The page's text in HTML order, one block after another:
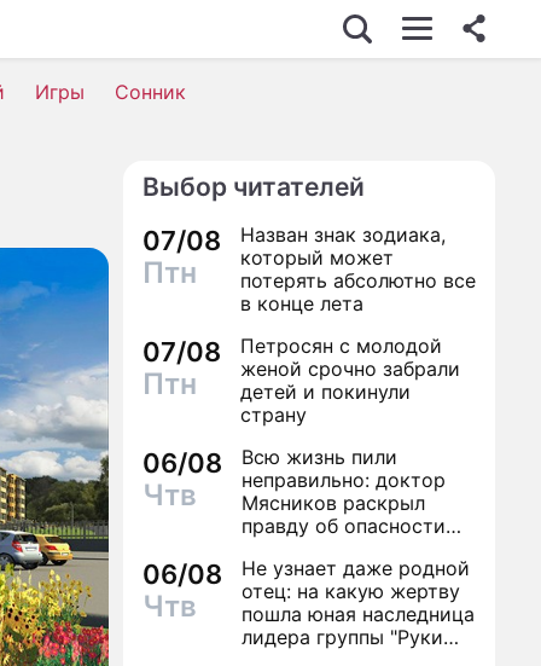
Игры Сонник
Выбор читателей
07/08
Птн
Назван знак зодиака,
который может
потерять абсолютно все
в конце лета
07/08
Птн
Петросян с молодой
женой срочно забрали
детей и покинули
страну
06/08
Чтв
Всю жизнь пили
неправильно: доктор
Мясников раскрыл
правду об опасности
06/08
Чтв
Не узнает даже родной
отец: на какую жертву
пошла юная наследница
лидера группы "Руки